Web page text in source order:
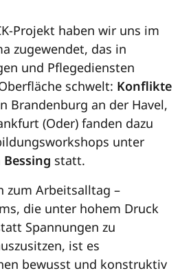
Projekt haben wir uns im
zugewendet, das in
und Pflegediensten
schwelt: Konflikte
Brandenburg an der Havel,
(Oder) fanden dazu
unter
statt.
zum Arbeitsalltag –
die unter hohem Druck
Spannungen zu
ist es
bewusst und konstruktiv